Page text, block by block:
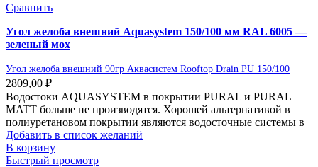
Сравнить
Угол желоба внешний Aquasystem 150/100 мм RAL 6005 —
зеленый мох
Угол желоба внешний 90гр Аквасистем Rooftop Drain PU 150/100
2809,00 ₽
Водостоки AQUASYSTEM в покрытии PURAL и PURAL
MATT больше не производятся. Хорошей альтернативой в
полиуретановом покрытии являются водосточные системы в
Добавить в список желаний
В корзину
Быстрый просмотр